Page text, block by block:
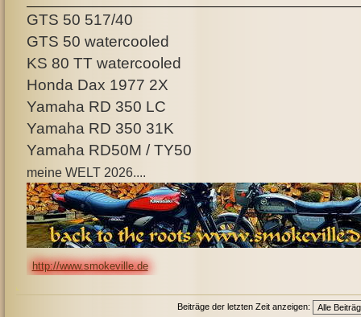
GTS 50 517/40
GTS 50 watercooled
KS 80 TT watercooled
Honda Dax 1977 2X
Yamaha RD 350 LC
Yamaha RD 350 31K
Yamaha RD50M / TY50
meine WELT 2026....
http://www.smokeville.de
Beiträge der letzten Zeit anzeigen: